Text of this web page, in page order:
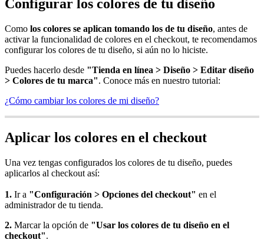
Configurar los colores de tu diseño
Como los colores se aplican tomando los de tu diseño, antes de
activar la funcionalidad de colores en el checkout, te recomendamos
configurar los colores de tu diseño, si aún no lo hiciste.
Puedes hacerlo desde "Tienda en línea > Diseño > Editar diseño
> Colores de tu marca". Conoce más en nuestro tutorial:
¿Cómo cambiar los colores de mi diseño?
Aplicar los colores en el checkout
Una vez tengas configurados los colores de tu diseño, puedes
aplicarlos al checkout así:
1. Ir a "Configuración > Opciones del checkout" en el
administrador de tu tienda.
2. Marcar la opción de "Usar los colores de tu diseño en el
checkout".